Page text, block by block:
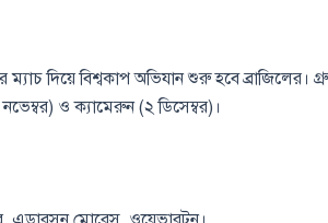
ম্যাচ দিয়ে বিশ্বকাপ অভিযান শুরু হবে
ও ক্যামেরুন (২ ডিসেম্বর)।